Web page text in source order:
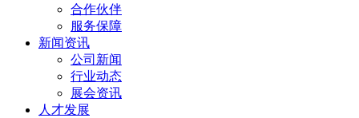
合作伙伴
服务保障
新闻资讯
公司新闻
行业动态
展会资讯
人才发展